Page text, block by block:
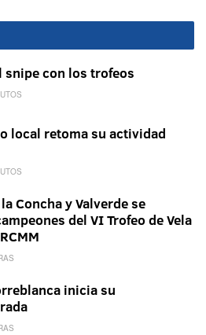
snipe con los trofeos
local retoma su actividad
Concha y Valverde se
del VI Trofeo de Vela
inicia su